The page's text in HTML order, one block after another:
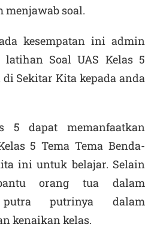
menjawab soal.
kesempatan ini admin
latihan Soal UAS Kelas 5
di Sekitar Kitakepada anda
5 dapat memanfaatkan
5 Tema Tema Benda-
ini untuk belajar. Selain
orang tua dalam
putra putrinya dalam
kenaikan kelas.